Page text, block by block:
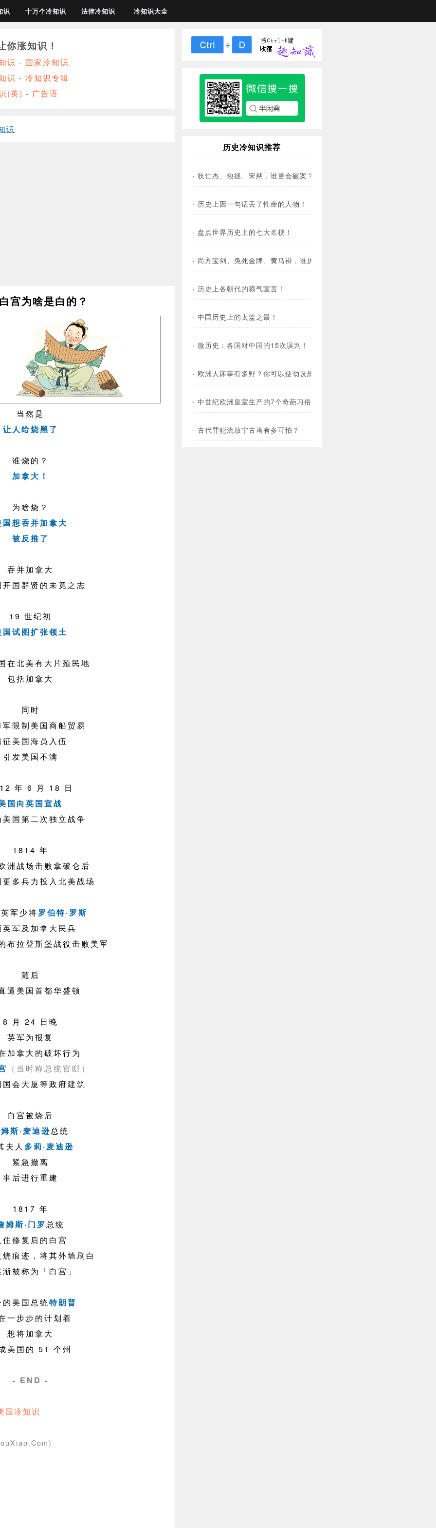
识 十万个冷知识 法律冷知识 冷知识大全
你涨知识！
识 - 国家冷知识
识 - 冷知识专辑
(英) - 广告语
识
宫为啥是白的？
当然是
让人给烧黑了
谁烧的？
加拿大！
为啥烧？
国想吞并加拿大
被反推了
吞并加拿大
国群贤的未竟之志
19 世纪初
国试图扩张领土
在北美有大片殖民地
包括加拿大
同时
限制美国商船贸易
征美国海员入伍
引发美国不满
年 6 月 18 日
国向英国宣战
国第二次独立战争
1814 年
洲战场击败拿破仑后
多兵力投入北美战场
军少将罗伯特·罗斯
英军及加拿大民兵
布拉登斯堡战役击败美军
随后
逼美国首都华盛顿
8 月 24 日晚
英军为报复
加拿大的破坏行为
（当时称总统官邸）
会大厦等政府建筑
白宫被烧后
斯·麦迪逊总统
夫人 多莉·麦迪逊
紧急撤离
事后进行重建
1817 年
姆斯·门罗总统
住修复后的白宫
痕迹，将其外墙刷白
被称为「白宫」
的美国总统特朗普
一步步的计划着
想将加拿大
美国的 51 个州
- END -
国冷知识
历史冷知识推荐
· 狄仁杰、包拯、宋慈，谁更会破案？
· 历史上因一句话丢了性命的人物！
· 盘点世界历史上的七大名梗！
· 尚方宝剑、免死金牌、黄马褂，谁厉害？
· 历史上各朝代的霸气宣言！
· 中国历史上的太监之最！
· 微历史：各国对中国的15次误判！
· 欧洲人床事有多野？你可以使劲设想！
· 中世纪欧洲皇室生产的7个奇葩习俗！
· 古代罪犯流放宁古塔有多可怕？